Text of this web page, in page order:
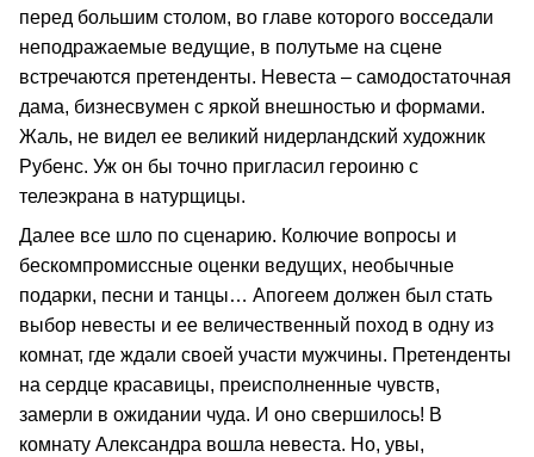
перед большим столом, во главе которого восседали
неподражаемые ведущие, в полутьме на сцене
встречаются претенденты. Невеста – самодостаточная
дама, бизнесвумен с яркой внешностью и формами.
Жаль, не видел ее великий нидерландский художник
Рубенс. Уж он бы точно пригласил героиню с
телеэкрана в натурщицы.
Далее все шло по сценарию. Колючие вопросы и
бескомпромиссные оценки ведущих, необычные
подарки, песни и танцы… Апогеем должен был стать
выбор невесты и ее величественный поход в одну из
комнат, где ждали своей участи мужчины. Претенденты
на сердце красавицы, преисполненные чувств,
замерли в ожидании чуда. И оно свершилось! В
комнату Александра вошла невеста. Но, увы,